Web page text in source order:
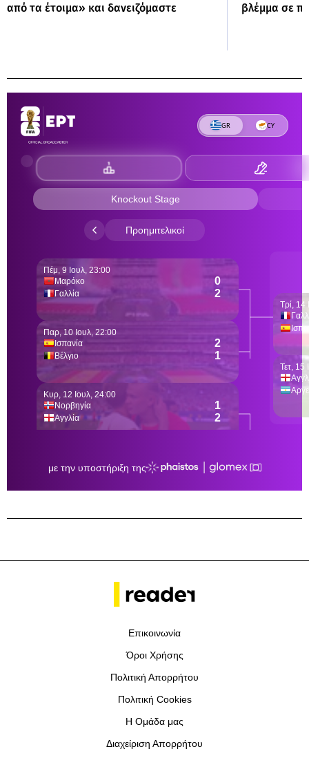
από τα έτοιμα» και δανειζόμαστε
βλέμμα σε
Επικοινωνία
Όροι Χρήσης
Πολιτική Απορρήτου
Πολιτική Cookies
Η Ομάδα μας
Διαχείριση Απορρήτου